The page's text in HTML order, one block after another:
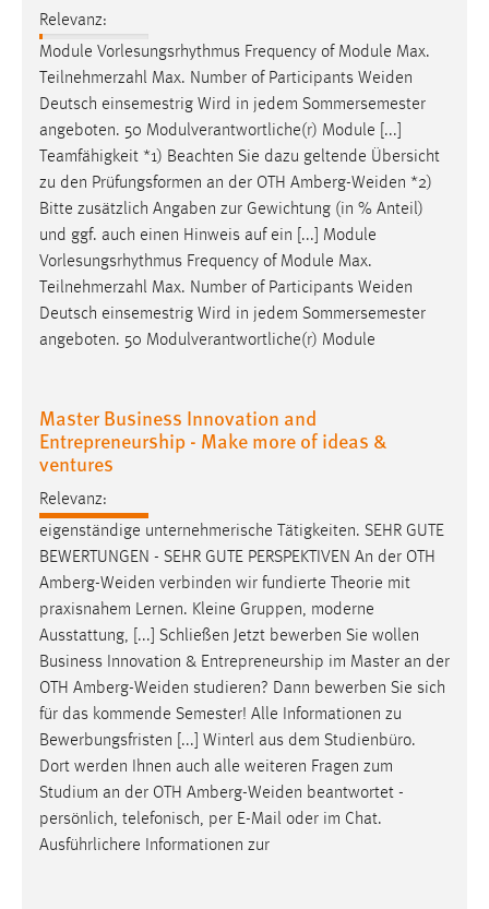
Relevanz:
Module Vorlesungsrhythmus Frequency of Module Max.
Teilnehmerzahl Max. Number of Participants Weiden
Deutsch einsemestrig Wird in jedem Sommersemester
angeboten. 50 Modulverantwortliche(r) Module [...]
Teamfähigkeit *1) Beachten Sie dazu geltende Übersicht
zu den Prüfungsformen an der OTH Amberg-Weiden *2)
Bitte zusätzlich Angaben zur Gewichtung (in % Anteil)
und ggf. auch einen Hinweis auf ein [...] Module
Vorlesungsrhythmus Frequency of Module Max.
Teilnehmerzahl Max. Number of Participants Weiden
Deutsch einsemestrig Wird in jedem Sommersemester
angeboten. 50 Modulverantwortliche(r) Module
Master Business Innovation and
Entrepreneurship - Make more of ideas &
ventures
Relevanz:
eigenständige unternehmerische Tätigkeiten. SEHR GUTE
BEWERTUNGEN - SEHR GUTE PERSPEKTIVEN An der OTH
Amberg-Weiden verbinden wir fundierte Theorie mit
praxisnahem Lernen. Kleine Gruppen, moderne
Ausstattung, [...] Schließen Jetzt bewerben Sie wollen
Business Innovation & Entrepreneurship im Master an der
OTH Amberg-Weiden studieren? Dann bewerben Sie sich
für das kommende Semester! Alle Informationen zu
Bewerbungsfristen [...] Winterl aus dem Studienbüro.
Dort werden Ihnen auch alle weiteren Fragen zum
Studium an der OTH Amberg-Weiden beantwortet -
persönlich, telefonisch, per E-Mail oder im Chat.
Ausführlichere Informationen zur